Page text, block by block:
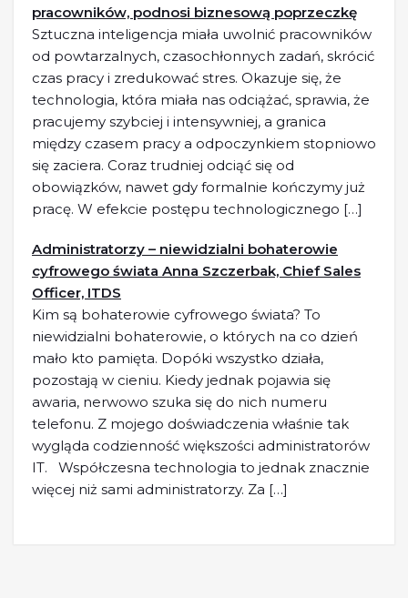
pracowników, podnosi biznesową poprzeczkę
Sztuczna inteligencja miała uwolnić pracowników
od powtarzalnych, czasochłonnych zadań, skrócić
czas pracy i zredukować stres. Okazuje się, że
technologia, która miała nas odciążać, sprawia, że
pracujemy szybciej i intensywniej, a granica
między czasem pracy a odpoczynkiem stopniowo
się zaciera. Coraz trudniej odciąć się od
obowiązków, nawet gdy formalnie kończymy już
pracę. W efekcie postępu technologicznego […]
Administratorzy – niewidzialni bohaterowie
cyfrowego świata Anna Szczerbak, Chief Sales
Officer, ITDS
Kim są bohaterowie cyfrowego świata? To
niewidzialni bohaterowie, o których na co dzień
mało kto pamięta. Dopóki wszystko działa,
pozostają w cieniu. Kiedy jednak pojawia się
awaria, nerwowo szuka się do nich numeru
telefonu. Z mojego doświadczenia właśnie tak
wygląda codzienność większości administratorów
IT. Współczesna technologia to jednak znacznie
więcej niż sami administratorzy. Za […]